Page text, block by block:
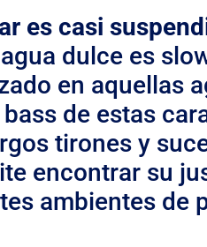
es casi
dulce es
en aquellas
de estas
tirones y
encontrar su
ambientes de